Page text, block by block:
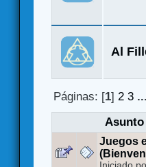
Al
Páginas: [1]2 3
Asunto
Juegos